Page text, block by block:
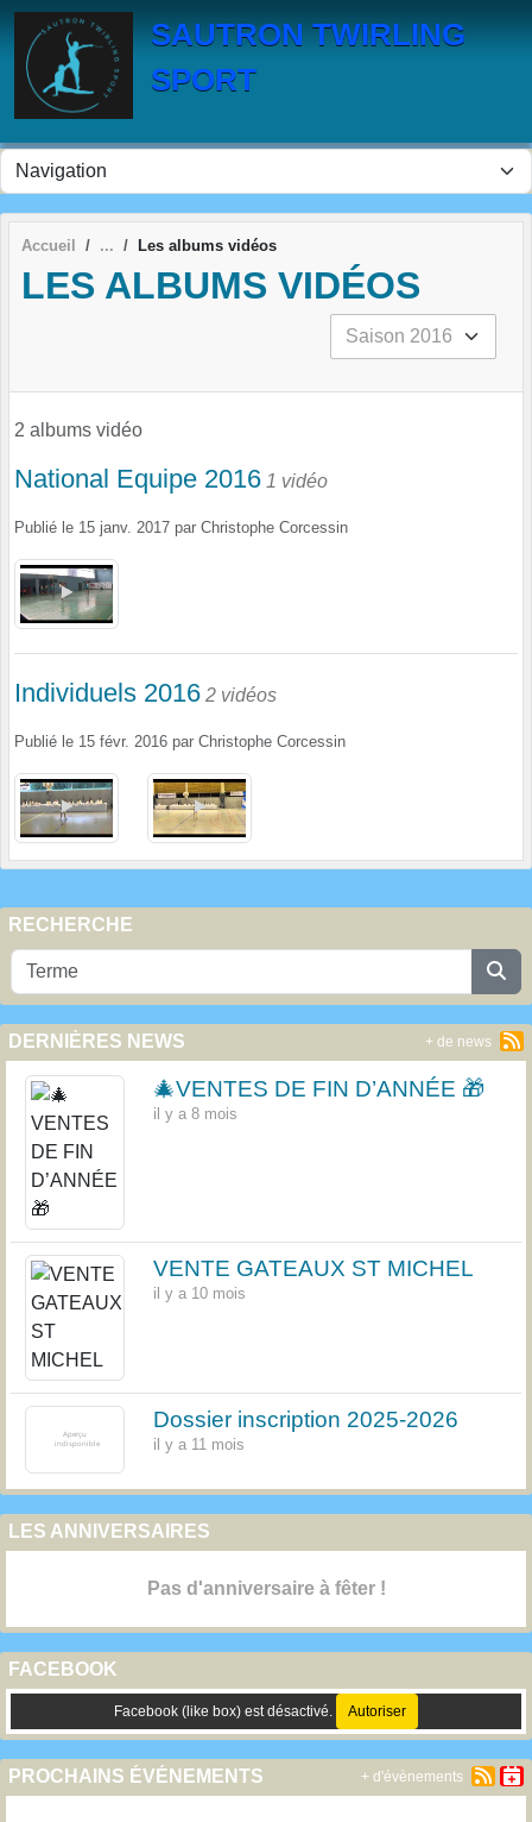
SAUTRON TWIRLING
SPORT
Accueil Les albums vidéos
LES ALBUMS VIDÉOS
2 albums vidéo
National Equipe 2016 1 vidéo
Publié le 15 janv. 2017 par Christophe Corcessin
Individuels 2016 2 vidéos
Publié le 15 févr. 2016 par Christophe Corcessin
RECHERCHE
DERNIÈRES NEWS
🎄VENTES DE FIN D’ANNÉE 🎁
il y a 8 mois
VENTE GATEAUX ST MICHEL
il y a 10 mois
Dossier inscription 2025-2026
il y a 11 mois
+ de news
LES ANNIVERSAIRES
Pas d'anniversaire à fêter !
FACEBOOK
Facebook (like box) est désactivé. Autoriser
PROCHAINS ÉVÉNEMENTS + d'évènements
Panneau de gestion des cookies